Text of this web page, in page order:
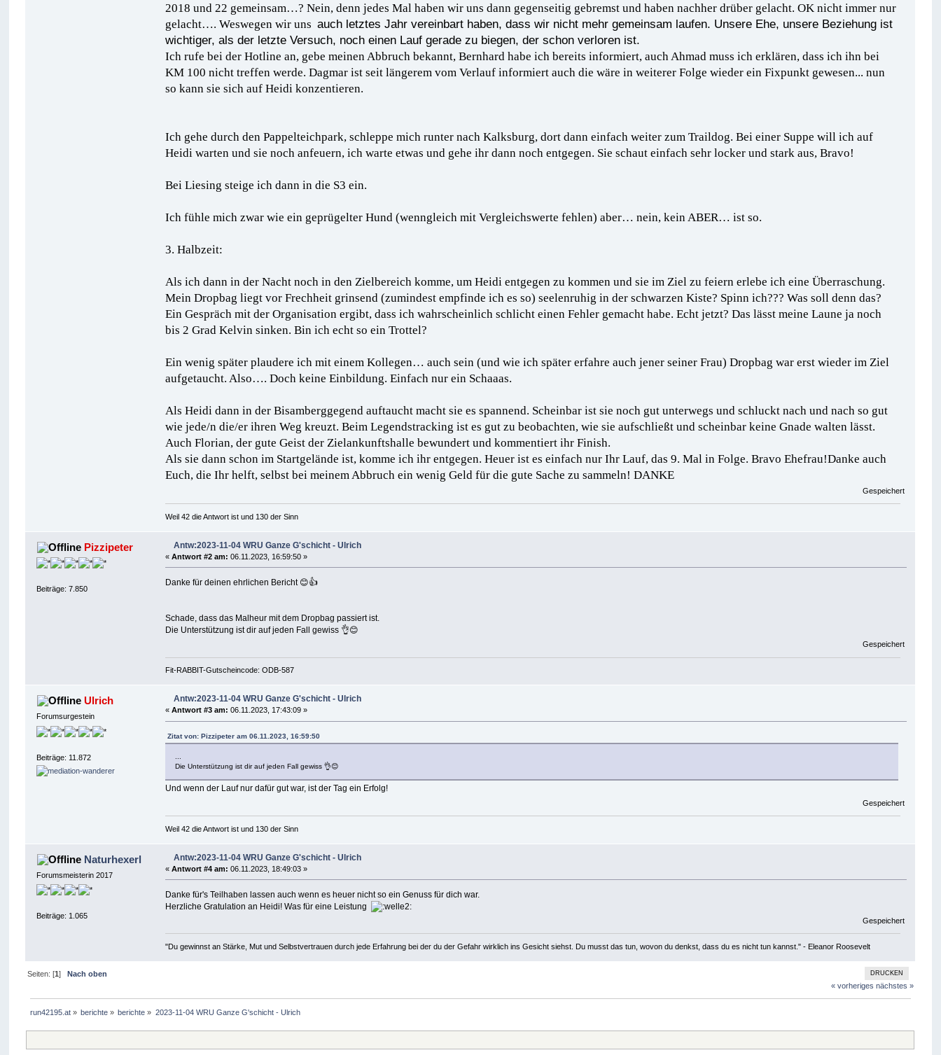
2018 und 22 gemeinsam…? Nein, denn jedes Mal haben wir uns dann gegenseitig gebremst und haben nachher drüber gelacht. OK nicht immer nur
gelacht…. Weswegen wir unsauch letztes Jahr vereinbart haben, dass wir nicht mehr gemeinsam laufen. Unsere Ehe, unsere Beziehung ist
wichtiger, als der letzte Versuch, noch einen Lauf gerade zu biegen, der schon verloren ist.
Ich rufe bei der Hotline an, gebe meinen Abbruch bekannt, Bernhard habe ich bereits informiert, auch Ahmad muss ich erklären, dass ich ihn bei
KM 100 nicht treffen werde. Dagmar ist seit längerem vom Verlauf informiert auch die wäre in weiterer Folge wieder ein Fixpunkt gewesen... nun
so kann sie sich auf Heidi konzentieren.
Ich gehe durch den Pappelteichpark, schleppe mich runter nach Kalksburg, dort dann einfach weiter zum Traildog. Bei einer Suppe will ich auf
Heidi warten und sie noch anfeuern, ich warte etwas und gehe ihr dann noch entgegen. Sie schaut einfach sehr locker und stark aus, Bravo!
Bei Liesing steige ich dann in die S3 ein.
Ich fühle mich zwar wie ein geprügelter Hund (wenngleich mit Vergleichswerte fehlen) aber… nein, kein ABER… ist so.
3. Halbzeit:
Als ich dann in der Nacht noch in den Zielbereich komme, um Heidi entgegen zu kommen und sie im Ziel zu feiern erlebe ich eine Überraschung.
Mein Dropbag liegt vor Frechheit grinsend (zumindest empfinde ich es so) seelenruhig in der schwarzen Kiste? Spinn ich??? Was soll denn das?
Ein Gespräch mit der Organisation ergibt, dass ich wahrscheinlich schlicht einen Fehler gemacht habe. Echt jetzt? Das lässt meine Laune ja noch
bis 2 Grad Kelvin sinken. Bin ich echt so ein Trottel?
Ein wenig später plaudere ich mit einem Kollegen… auch sein (und wie ich später erfahre auch jener seiner Frau) Dropbag war erst wieder im Ziel
aufgetaucht. Also…. Doch keine Einbildung. Einfach nur ein Schaaas.
Als Heidi dann in der Bisamberggegend auftaucht macht sie es spannend. Scheinbar ist sie noch gut unterwegs und schluckt nach und nach so gut
wie jede/n die/er ihren Weg kreuzt. Beim Legendstracking ist es gut zu beobachten, wie sie aufschließt und scheinbar keine Gnade walten lässt.
Auch Florian, der gute Geist der Zielankunftshalle bewundert und kommentiert ihr Finish.
Als sie dann schon im Startgelände ist, komme ich ihr entgegen. Heuer ist es einfach nur Ihr Lauf, das 9. Mal in Folge. Bravo Ehefrau!Danke auch
Euch, die Ihr helft, selbst bei meinem Abbruch ein wenig Geld für die gute Sache zu sammeln! DANKE
Gespeichert
Weil 42 die Antwort ist und 130 der Sinn
Pizzipeter
Beiträge: 7.850
Antw:2023-11-04 WRU Ganze G'schicht - Ulrich
«Antwort #2 am: 06.11.2023, 16:59:50 »
Danke für deinen ehrlichen Bericht 😊👍
Schade, dass das Malheur mit dem Dropbag passiert ist.
Die Unterstützung ist dir auf jeden Fall gewiss 👌😊
Gespeichert
Fit-RABBIT-Gutscheincode: ODB-587
Ulrich
Forumsurgestein
Beiträge: 11.872
Antw:2023-11-04 WRU Ganze G'schicht - Ulrich
«Antwort #3 am: 06.11.2023, 17:43:09 »
Zitat von: Pizzipeter am 06.11.2023, 16:59:50
...
Die Unterstützung ist dir auf jeden Fall gewiss 👌😊
Und wenn der Lauf nur dafür gut war, ist der Tag ein Erfolg!
Gespeichert
Weil 42 die Antwort ist und 130 der Sinn
Naturhexerl
Forumsmeisterin 2017
Beiträge: 1.065
Antw:2023-11-04 WRU Ganze G'schicht - Ulrich
«Antwort #4 am: 06.11.2023, 18:49:03 »
Danke für's Teilhaben lassen auch wenn es heuer nicht so ein Genuss für dich war.
Herzliche Gratulation an Heidi! Was für eine Leistung
Gespeichert
"Du gewinnst an Stärke, Mut und Selbstvertrauen durch jede Erfahrung bei der du der Gefahr wirklich ins Gesicht siehst. Du musst das tun, wovon du denkst, dass du es nicht tun kannst." - Eleanor Roosevelt
DRUCKEN
Seiten: [1] Nach oben
« vorheriges nächstes »
run42195.at» berichte » berichte » 2023-11-04 WRU Ganze G'schicht - Ulrich